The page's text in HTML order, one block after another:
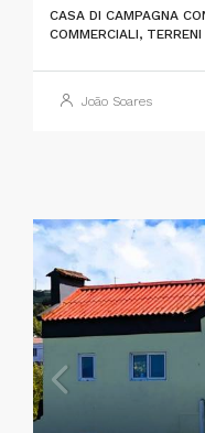
CASA DI CAMPAGNA
COMMERCIALI,
João Soares